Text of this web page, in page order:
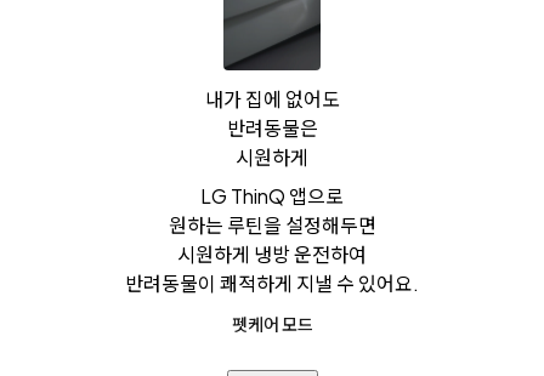
내가 집에 없어도
반려동물은
시원하게
LG ThinQ 앱으로
원하는 루틴을 설정해두면
시원하게 냉방 운전하여
반려동물이 쾌적하게 지낼 수 있어요.
펫케어 모드